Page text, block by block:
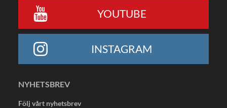
YOUTUBE
INSTAGRAM
NYHETSBREV
Följ vårt nyhetsbrev